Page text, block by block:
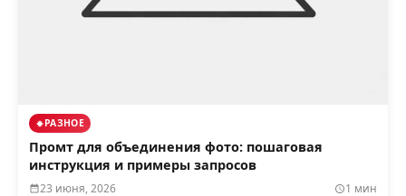
РАЗНОЕ
Промт для объединения фото: пошаговая
инструкция и примеры запросов
23 июня, 2026 1 мин